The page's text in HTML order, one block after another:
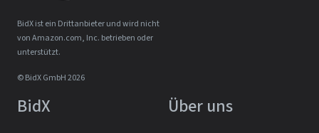
BidX ist ein Drittanbieter und wird nicht
von Amazon.com, Inc. betrieben oder
unterstützt.
© BidX GmbH 2026
BidX Über uns